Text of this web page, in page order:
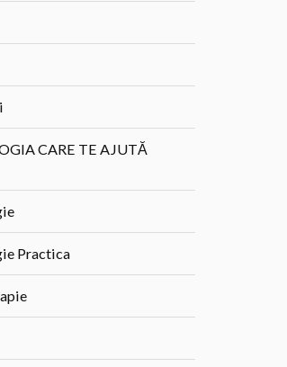
CARE TE AJUTĂ
Practica